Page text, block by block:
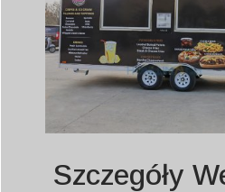
Szczegóły